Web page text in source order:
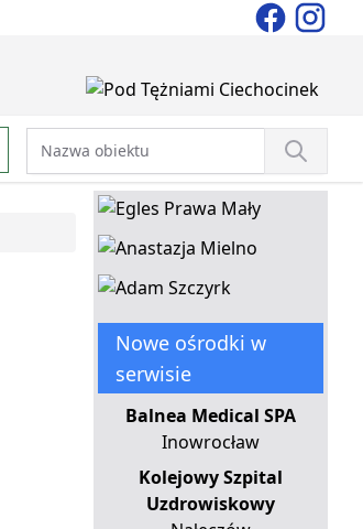
Nowe ośrodki w
serwisie
Balnea Medical SPA
Inowrocław
Kolejowy Szpital
Uzdrowiskowy